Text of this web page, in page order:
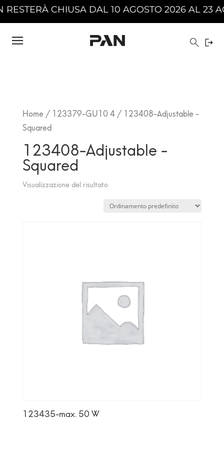
CHIUSA DAL 10 AGOSTO 2026 AL 23
Home/ 123379-GU10 4/ 123408-Adjustable -
Squared
123408-Adjustable -
Squared
Visualizzazione del risultato
123435-max. 50 W